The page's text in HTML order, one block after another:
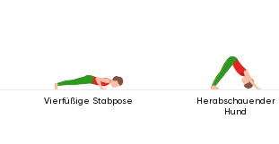
Vierfüßige Stabpose
Herabschauender
Hund